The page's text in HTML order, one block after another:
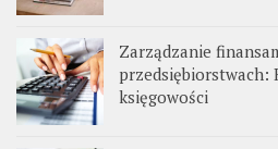
Zarządzanie
przedsiębiorstwach:
księgowości